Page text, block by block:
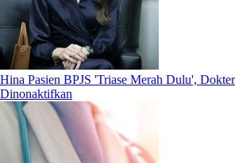
Hina Pasien BPJS 'Triase Merah Dulu',
Dinonaktifkan